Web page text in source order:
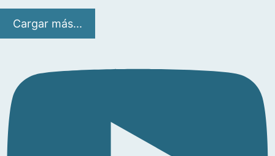
Cargar más...